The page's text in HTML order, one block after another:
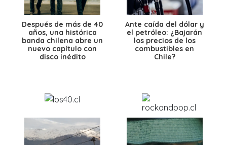
Después de más de 40
años, una histórica
banda chilena abre un
nuevo capítulo con
disco inédito
Ante caída del dólar y
el petróleo: ¿Bajarán
los precios de los
combustibles en
Chile?